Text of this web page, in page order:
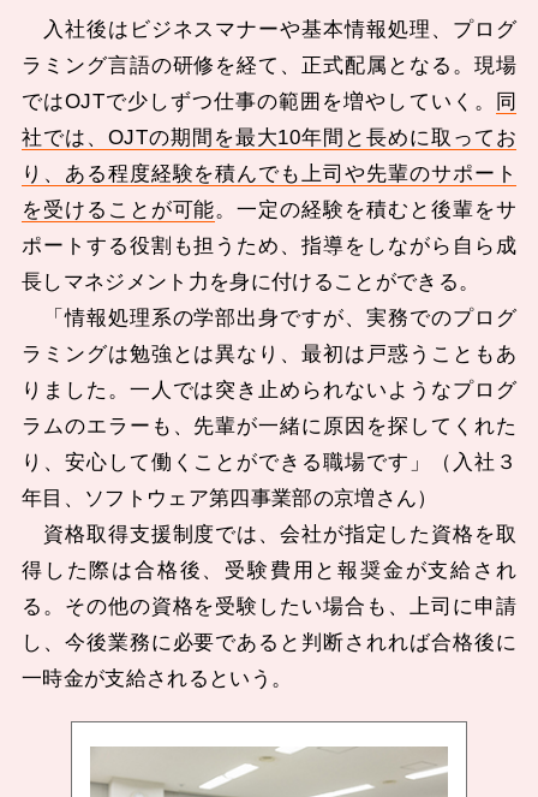
入社後はビジネスマナーや基本情報処理、プログ
ラミング言語の研修を経て、正式配属となる。現場
ではOJTで少しずつ仕事の範囲を増やしていく。
同
社では、OJTの期間を最大10年間と長めに取ってお
り、ある程度経験を積んでも上司や先輩のサポート
を受けることが可能。一定の経験を積むと後輩をサ
ポートする役割も担うため、指導をしながら自ら成
長しマネジメント力を身に付けることができる。
「情報処理系の学部出身ですが、実務でのプログ
ラミングは勉強とは異なり、最初は戸惑うこともあ
りました。一人では突き止められないようなプログ
ラムのエラーも、先輩が一緒に原因を探してくれた
り、安心して働くことができる職場です」（入社３
年目、ソフトウェア第四事業部の京増さん）
資格取得支援制度では、会社が指定した資格を取
得した際は合格後、受験費用と報奨金が支給され
る。その他の資格を受験したい場合も、上司に申請
し、今後業務に必要であると判断されれば合格後に
一時金が支給されるという。